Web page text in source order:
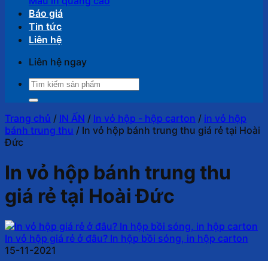
Báo giá
Tin tức
Liên hệ
Liên hệ ngay
Tìm
kiếm:
Trang chủ / IN ẤN / In vỏ hộp - hộp carton / in vỏ hộp
bánh trung thu / In vỏ hộp bánh trung thu giá rẻ tại Hoài
Đức
In vỏ hộp bánh trung thu
giá rẻ tại Hoài Đức
In vỏ hộp giá rẻ ở đâu? In hộp bồi sóng, in hộp carton
15-11-2021